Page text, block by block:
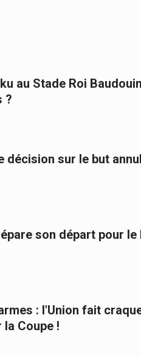
au Stade Roi
?
décision sur le but
son départ pour le
: l'Union fait
Coupe !